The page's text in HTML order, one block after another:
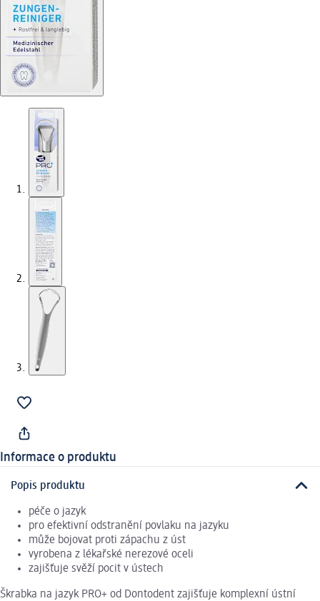
Informace o produktu
Popis produktu
péče o jazyk
pro efektivní odstranění povlaku na jazyku
může bojovat proti zápachu z úst
vyrobena z lékařské nerezové oceli
zajišťuje svěží pocit v ústech
Škrabka na jazyk PRO+ od Dontodent zajišťuje komplexní ústní